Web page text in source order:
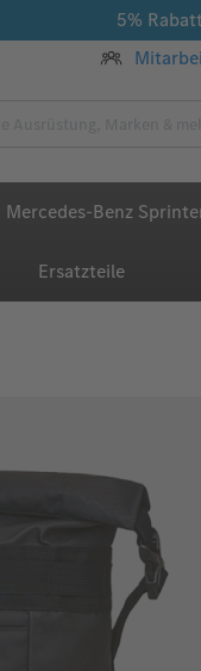
5%
Mercedes-Benz
Ersatzteile